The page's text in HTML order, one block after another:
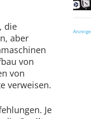
die
aber
von
von
verweisen.
Je
Anzeige